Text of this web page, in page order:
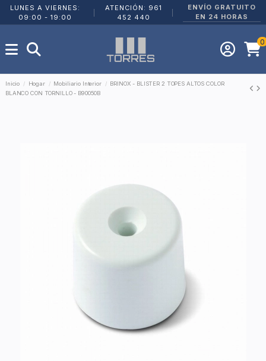
LUNES A VIERNES:
09:00 - 19:00
ATENCIÓN: 961
452 440
ENVÍO GRATUITO
EN 24 HORAS
0
Inicio Hogar Mobiliario Interior
BRINOX - BLISTER 2 TOPES ALTOS COLOR
BLANCO CON TORNILLO - B90050B